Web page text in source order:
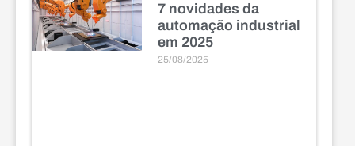
7 novidades da
automação industrial
em 2025
25/08/2025